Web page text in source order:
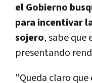
el Gobierno
para incentivar
sojero, sabe que
presentando
"Queda claro